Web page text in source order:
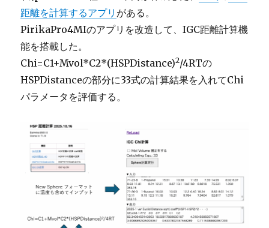
距離を計算するアプリ がある。
PirikaPro4MIのアプリを改造して、IGC距離計算機
能を搭載した。
Chi=C1+Mvol*C2*(HSPDistance)2/4RTの
HSPDistanceの部分に33式の計算結果を入れてChi
パラメータを評価する。